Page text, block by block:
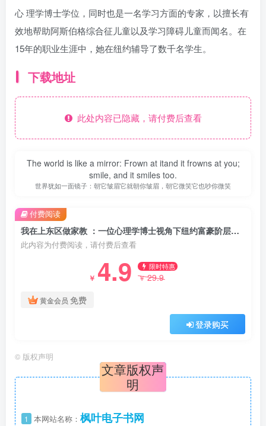
心 理学博士学位，同时也是一名学习方面的专家，以擅长有
效地帮助阿斯伯格综合征儿童以及学习障碍儿童而闻名。在
15年的职业生涯中，她在纽约辅导了数千名学生。
下载地址
此处内容已隐藏，请付费后查看
The world is like a mirror: Frown at itand it frowns at you;
smile, and it smiles too.
世界犹如一面镜子：朝它皱眉它就朝你皱眉，朝它微笑它也吵你微笑
我在上东区做家教 ：一位心理学博士视角下纽约富豪阶层的育儿战争 （epub+mobi+azw3+pdf）
此内容为付费阅读，请付费后查看
￥ 4.9 限时特惠
￥29.9
黄金会员 免费
登录购买
付费阅读
© 版权声明
文章版权声
明
1 本网站名称： 枫叶电子书网